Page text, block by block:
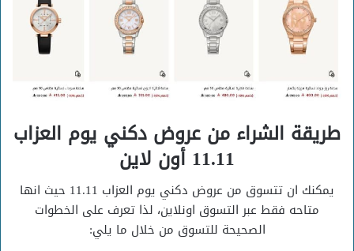
طريقة الشراء من عروض دكني يوم العزاب
11.11 أون لاين
يمكنك ان تتسوق من عروض دكني يوم العزاب 11.11 حيث انها
متاحه فقط عبر التسوق اونلاين، لذا تعرف على الخطوات
الصحيحة للتسوق من خلال ما يلي: